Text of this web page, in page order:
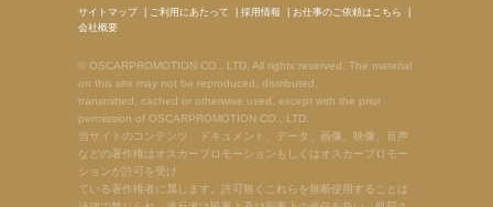
サイトマップ| ご利用にあたって 採用情報 お仕事のご依頼はこちら
会社概要
© OSCARPROMOTION CO., LTD. All rights reserved. The material
on this site may not be reproduced, distributed,
transmitted, cached or otherwise used, except with the prior
permission of OSCARPROMOTION CO., LTD.
当サイトのコンテンツ、ドキュメント、データ、画像、映像、音声
などの著作権はオスカープロモーションもしくはオスカープロモー
ションが許可を受け
ている著作権者に属します。許可無くこれらを無断使用することは